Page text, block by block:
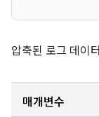
압축된 로그 데이
매개변수